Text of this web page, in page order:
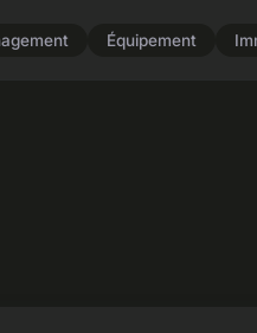
Équipement